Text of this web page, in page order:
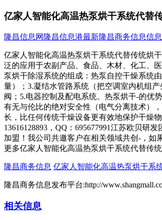
亿家人智能化高温热泵烘干系统代替
隆昌信息网 隆昌信息港最新隆昌商务信息信息
亿家人智能化高温热泵烘干系统代替传统烘
泛的应用于农副产品、食品、木材、化工、
泵烘干除湿系统的组成：热泵自控干燥系统
量）；3.凝结水管路系统（把空调室内机组
阀；5.电器控制及配电系统。热泵烘干-的优
有无与伦比的绝对安全性（电气分离技术）
长，比任何传统干燥设备更有效地保护干燥
13616128893，QQ：695677991江苏欧贝
加盟！我公司共邀客户在相关领域共创-，如
更多亿家人智能化高温热泵烘干系统代替传
隆昌商务信息 亿家人智能化高温热泵烘干系
隆昌商务信息发布平台:http://
相关信息